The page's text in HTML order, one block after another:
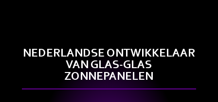
NEDERLANDSE ONTWIKKELAAR
VAN GLAS-GLAS
ZONNEPANELEN